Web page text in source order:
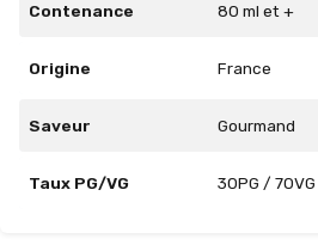
Contenance 80 ml et +
Origine France
Saveur Gourmand
Taux PG/VG 30PG / 70VG